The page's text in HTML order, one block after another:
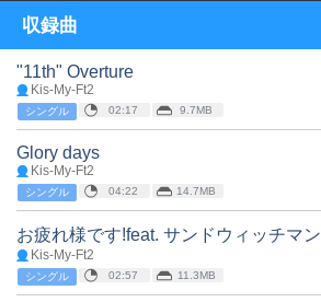
収録曲
"11th" Overture
Kis-My-Ft2
シングル 02:17 9.7MB
Glory days
Kis-My-Ft2
シングル 04:22 14.7MB
お疲れ様です!feat. サンドウィッチマン
Kis-My-Ft2
シングル 02:57 11.3MB